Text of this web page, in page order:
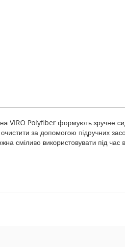
VIRO Polyfiber формують зручне
за допомогою підручних
сміливо використовувати під час